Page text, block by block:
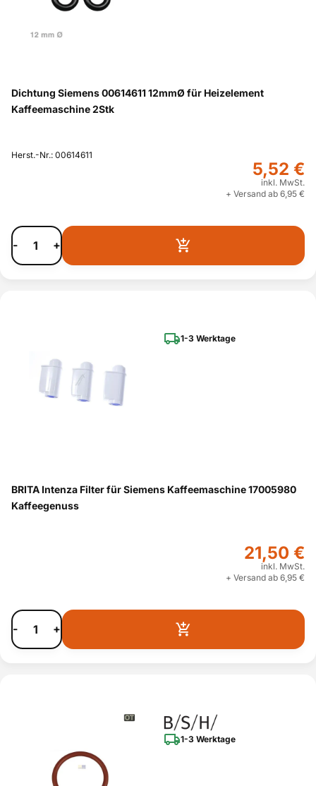
Dichtung Siemens 00614611 12mmØ für Heizelement
Kaffeemaschine 2Stk
Herst.-Nr.: 00614611
5,52 €
inkl. MwSt.
+ Versand ab 6,95 €
- +
1-3 Werktage
BRITA Intenza Filter für Siemens Kaffeemaschine 17005980
Kaffeegenuss
21,50 €
inkl. MwSt.
+ Versand ab 6,95 €
- +
1-3 Werktage